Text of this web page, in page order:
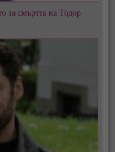
за смъртта на Тодор